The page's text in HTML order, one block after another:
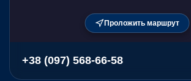
Проложить маршрут
+38 (097) 568-66-58